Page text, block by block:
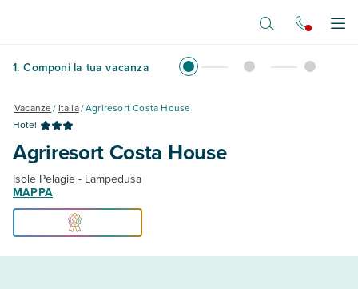
1. Componi la tua vacanza
Vacanze/ Italia/Agriresort Costa House
Hotel
Agriresort Costa House
Isole Pelagie - Lampedusa
MAPPA